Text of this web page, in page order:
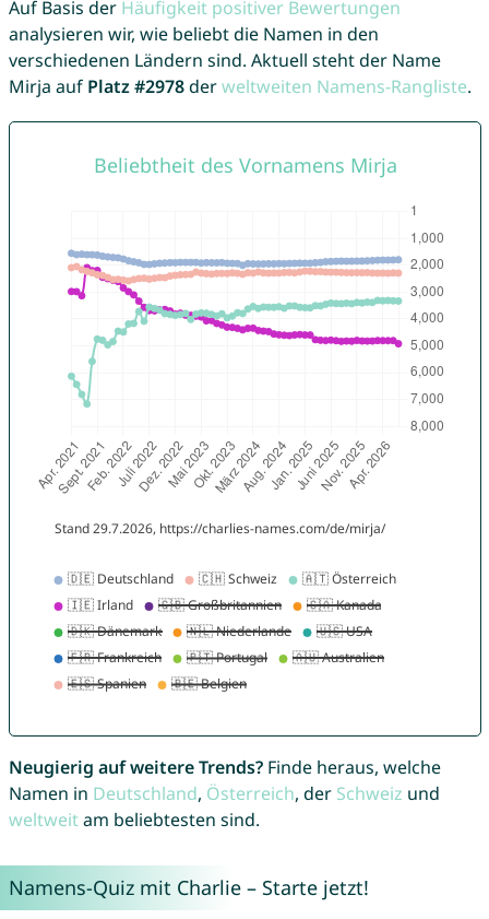
Auf Basis der Häufigkeit positiver Bewertungen
analysieren wir, wie beliebt die Namen in den
verschiedenen Ländern sind. Aktuell steht der Name
Mirja auf Platz #2978derweltweiten Namens-Rangliste.
Neugierig auf weitere Trends?Finde heraus, welche
Namen in Deutschland, Österreich, der Schweiz und
weltweitam beliebtesten sind.
Namens-Quiz mit Charlie – Starte jetzt!